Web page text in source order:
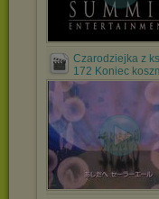
Czarodziejka z
172 Koniec